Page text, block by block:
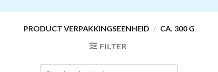
PRODUCT VERPAKKINGSEENHEID / CA. 300 G
FILTER